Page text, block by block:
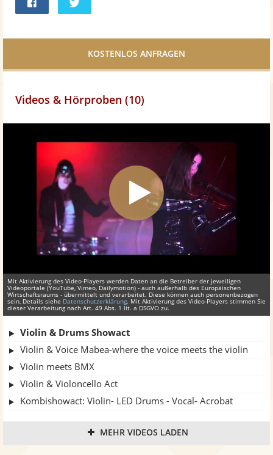
Facebook
Videos & Hörproben (10)
Mit Aktivierung des Video-Players werden Daten an die Betreiber der jeweiligen
Videoportale (YouTube, Vimeo, Dailymotion) - auch außerhalb des Europäischen
Wirtschaftsraums - übermittelt und verarbeitet. Diese können auch personenbezogen
sein, Details siehe Datenschutzerklärung. Mit Aktivierung des Video-Players stimmen Sie
dieser Verarbeitung nach Art. 49 Abs. 1 lit. a DSGVO zu.
Violin & Drums Showact
Violin & Voice Mabea-where the voice meets the violin
Violin meets BMX
Violin & Violoncello Act
Kombishowact: Violin- LED Drums - Vocal- Acrobat
Classical Violinist - WeddingMEHR VIDEOS LADEN